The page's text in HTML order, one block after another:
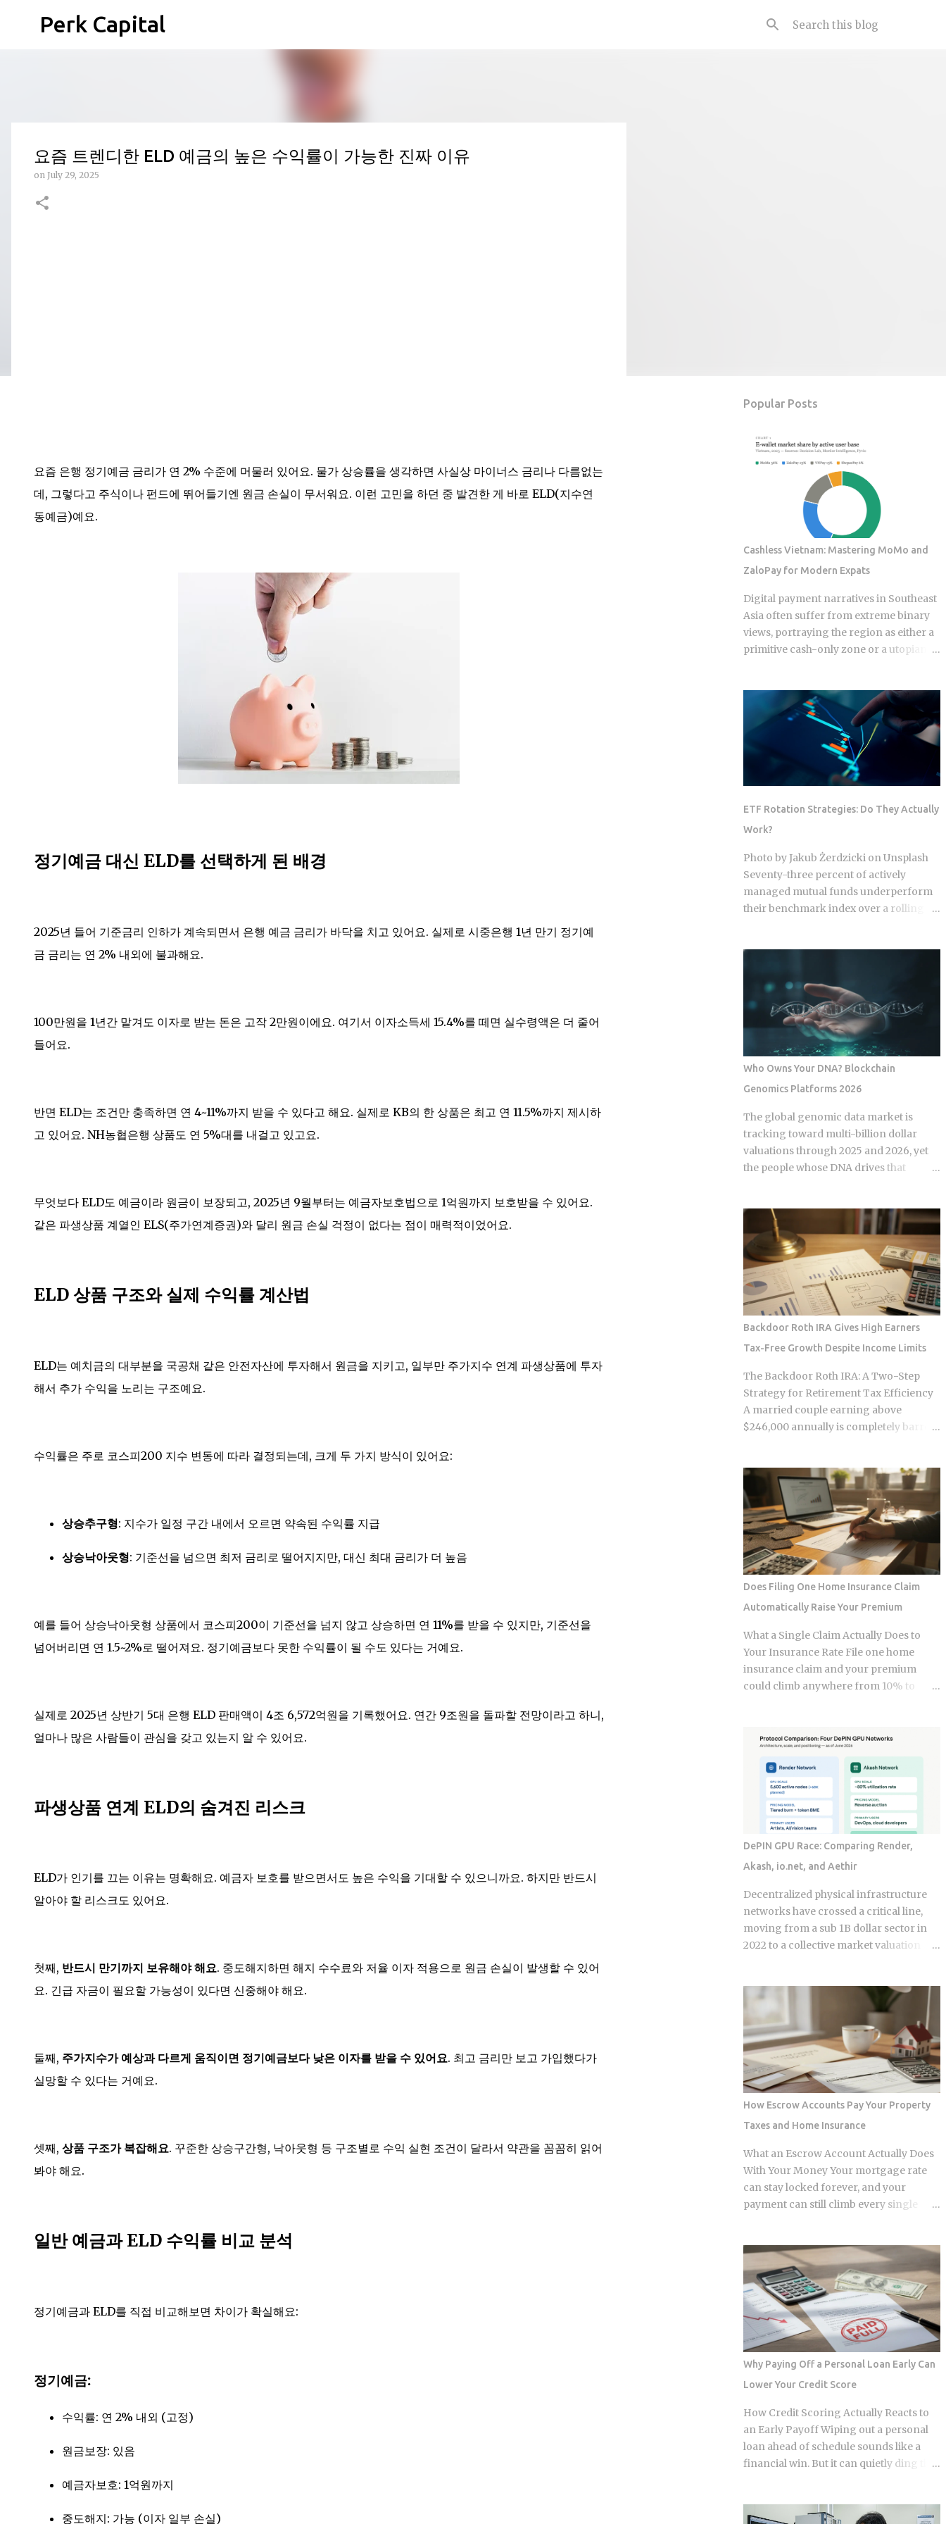
Perk Capital
요즘 트렌디한 ELD 예금의 높은 수익률이 가능한 진짜 이유
on July 29, 2025
요즘 은행 정기예금 금리가 연 2% 수준에 머물러 있어요. 물가 상승률을 생각하면 사실상 마이너스 금리나 다름없는
데, 그렇다고 주식이나 펀드에 뛰어들기엔 원금 손실이 무서워요. 이런 고민을 하던 중 발견한 게 바로 ELD(지수연
동예금)예요.
정기예금 대신 ELD를 선택하게 된 배경
2025년 들어 기준금리 인하가 계속되면서 은행 예금 금리가 바닥을 치고 있어요. 실제로 시중은행 1년 만기 정기예
금 금리는 연 2% 내외에 불과해요.
100만원을 1년간 맡겨도 이자로 받는 돈은 고작 2만원이에요. 여기서 이자소득세 15.4%를 떼면 실수령액은 더 줄어
들어요.
반면 ELD는 조건만 충족하면 연 4~11%까지 받을 수 있다고 해요. 실제로 KB의 한 상품은 최고 연 11.5%까지 제시하
고 있어요. NH농협은행 상품도 연 5%대를 내걸고 있고요.
무엇보다 ELD도 예금이라 원금이 보장되고, 2025년 9월부터는 예금자보호법으로 1억원까지 보호받을 수 있어요.
같은 파생상품 계열인 ELS(주가연계증권)와 달리 원금 손실 걱정이 없다는 점이 매력적이었어요.
ELD 상품 구조와 실제 수익률 계산법
ELD는 예치금의 대부분을 국공채 같은 안전자산에 투자해서 원금을 지키고, 일부만 주가지수 연계 파생상품에 투자
해서 추가 수익을 노리는 구조예요.
수익률은 주로 코스피200 지수 변동에 따라 결정되는데, 크게 두 가지 방식이 있어요:
상승추구형: 지수가 일정 구간 내에서 오르면 약속된 수익률 지급
상승낙아웃형: 기준선을 넘으면 최저 금리로 떨어지지만, 대신 최대 금리가 더 높음
예를 들어 상승낙아웃형 상품에서 코스피200이 기준선을 넘지 않고 상승하면 연 11%를 받을 수 있지만, 기준선을
넘어버리면 연 1.5~2%로 떨어져요. 정기예금보다 못한 수익률이 될 수도 있다는 거예요.
실제로 2025년 상반기 5대 은행 ELD 판매액이 4조 6,572억원을 기록했어요. 연간 9조원을 돌파할 전망이라고 하니,
얼마나 많은 사람들이 관심을 갖고 있는지 알 수 있어요.
파생상품 연계 ELD의 숨겨진 리스크
ELD가 인기를 끄는 이유는 명확해요. 예금자 보호를 받으면서도 높은 수익을 기대할 수 있으니까요. 하지만 반드시
알아야 할 리스크도 있어요.
첫째, 반드시 만기까지 보유해야 해요. 중도해지하면 해지 수수료와 저율 이자 적용으로 원금 손실이 발생할 수 있어
요. 긴급 자금이 필요할 가능성이 있다면 신중해야 해요.
둘째, 주가지수가 예상과 다르게 움직이면 정기예금보다 낮은 이자를 받을 수 있어요. 최고 금리만 보고 가입했다가
실망할 수 있다는 거예요.
셋째, 상품 구조가 복잡해요. 꾸준한 상승구간형, 낙아웃형 등 구조별로 수익 실현 조건이 달라서 약관을 꼼꼼히 읽어
봐야 해요.
일반 예금과 ELD 수익률 비교 분석
정기예금과 ELD를 직접 비교해보면 차이가 확실해요:
정기예금:
수익률: 연 2% 내외 (고정)
원금보장: 있음
예금자보호: 1억원까지
중도해지: 가능 (이자 일부 손실)
Popular Posts
Cashless Vietnam: Mastering MoMo and
ZaloPay for Modern Expats
Digital payment narratives in Southeast
Asia often suffer from extreme binary
views, portraying the region as either a
primitive cash-only zone or a utopian
layer economy where high-velocity
digital wallets exist in a state of
permanent friction with the legacy cash
world. For an expat or digital analyst,
success is found by understanding that
e-wallets like MoMo and ZaloPay are
not mere replacements for physical
currency but are specialized software
layers designed for specific urban
behaviors. This guide provides the
institutional-grade insight required to
navigate the current Vietnamese fintech
landscape without the typical amateur
economy operates as a hybrid system
cash serve distinct masters. While major
urban centers appear fully digitized
through the ubiquitous VietQR network,
ETF Rotation Strategies: Do They Actually
Work?
Photo by Jakub Żerdzicki on Unsplash
Seventy-three percent of actively
managed mutual funds underperform
their benchmark index over a rolling
products, and the fees attached to them
benefit the providers whether or not the
underlying momentum signal survives
contact with real transaction costs and
shifting market conditions. The premise
grounded in documented academic
research — but the gap between that
research and what any specific product
actually delivers is exactly what this post
works through. Since ETFs proliferated
products. Robo-advisors, tactical
allocation funds, subscription-based
quant newsletters — all of them sell
some variation of the same idea.
Understanding the underlying
mechanics, separately from the produ...
Who Owns Your DNA? Blockchain
Genomics Platforms 2026
The global genomic data market is
tracking toward multi-billion dollar
valuations through 2025 and 2026, yet
the people whose DNA drives that
Blockchain genomics platforms like
Nebula Genomics were built to redirect
that value back to individuals, but the
infrastructure making those
transactions possible was designed by
companies that need to capture fees to
survive. Whether the smart contracts,
encrypted storage layers, and
marketplace mechanics actually put
money in your pocket, or just relocate
the extraction one layer deeper, is what
this post works through. The DNA
Ownership Problem Blockchain
you pay a company to sequence your
DNA, they store the result, and they sell
anonymized or aggregated versions of
that dataset to pharmaceutical firms and
biotech researchers. The transaction
price between the sequencing company
and the buyer is...
Backdoor Roth IRA Gives High Earners
Tax-Free Growth Despite Income Limits
The Backdoor Roth IRA: A Two-Step
Strategy for Retirement Tax Efficiency
A married couple earning above
$246,000 annually is completely barred
lets them funnel a combined $14,000 or
more per year into tax-free Roth
accounts anyway. The gap in the tax
code that makes this possible has a catch
most high earners never see coming,
and missing it can turn a smart tax
strategy into a bill they have already
paid once. For the 2025 tax year, the IRS
sets the Roth IRA phase-out range at
$150,000 to $165,000 for single filers
and $236,000 to $246,000 for married-
filing-jointly taxpayers. Above those
upper limits, direct Roth IRA
adjustments, placing the married-
filing-jointly cutoff near $252,000,
though you should verify official IRS
confirmation before filing. Anyone
earning above these thresholds n...
Does Filing One Home Insurance Claim
Automatically Raise Your Premium
What a Single Claim Actually Does to
Your Insurance Rate File one home
insurance claim and your premium
could climb anywhere from 10% to
increase lands on top of premiums that
country. So which is it: does filing the
claim itself trigger the hike, or is your
risk profile doing most of the damage?
Insurers price risk using claims data,
credit-based insurance scores, home
age, and location, all blended together. A
single claim can push your premium up
10% to 40% , and where you land in that
range depends heavily on what kind of
loss you filed. You won't see the increase
right away. It shows up at policy renewal
record for years. Even after the repair is
long finished, that claim can still be
quietly pushing your rate up. Not all
claims are equal. Water damage, fire,
and liability claims move ...
DePIN GPU Race: Comparing Render,
Akash, io.net, and Aethir
Decentralized physical infrastructure
networks have crossed a critical line,
moving from a sub 1B dollar sector in
2022 to a collective market valuation
supported by roughly 150M dollars in
cumulative monthly on-chain activity
across the broader DePIN sector. The
expansion stems from a fundamental
bottleneck in the artificial intelligence
supply chain. Centralized hyperscalers
keep tier one hardware locked behind
long waitlists, forcing developers to
look for alternative infrastructure.
Distributed networks have adapted by
absorbing idle hardware globally,
positioning themselves as destinations
for machine learning teams.
centers on inference workloads rather
than model training. This specific
workload profile favors decentralized
architecture, as inference requires
geographically distributed nodes to
minimize latency, rather than the ultra-
dens...
How Escrow Accounts Pay Your Property
Taxes and Home Insurance
What an Escrow Account Actually Does
With Your Money Your mortgage rate
can stay locked forever, and your
payment can still climb every single
payment for taxes and insurance, and
almost nobody tracks how or why it
shifts. Once you understand what that
account does and why it moves, you can
budget with confidence instead of
getting blindsided by a bill you never
saw coming. The setup happens
automatically for most borrowers at
closing. Lenders calculate your
estimated annual property tax and
insurance costs, divide by 12, and add
that figure on top of your principal and
interest payment. Bills don't arrive
prepay a few months of escrow deposits
Why Paying Off a Personal Loan Early Can
Lower Your Credit Score
How Credit Scoring Actually Reacts to
an Early Payoff Wiping out a personal
loan ahead of schedule sounds like a
financial win. But it can quietly ding the
factors that make up your FICO score at